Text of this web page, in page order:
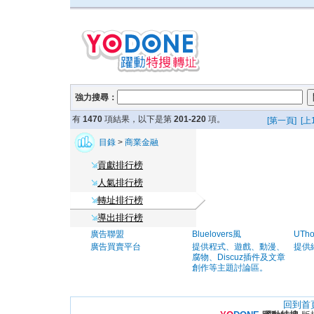
強力搜尋：
有 1470 項結果，以下是第 201-220 項。 [第一頁] [上
目錄 > 商業金融
貢獻排行榜
人氣排行榜
轉址排行榜
導出排行榜
廣告聯盟
廣告買賣平台
Bluelovers風
提供程式、遊戲、動漫、
腐物、Discuz插件及文章
創作等主題討論區。
提供
回到首